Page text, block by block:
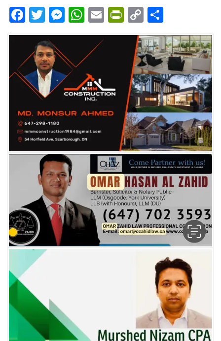
Facebook
Twitter
Messenger
WhatsApp
EmailPrintFriendly
Copy
Link